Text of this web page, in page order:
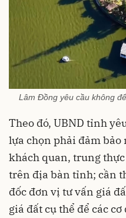
Lâm Đồng yêu cầu không
Theo đó, UBND tỉnh
lựa chọn phải đảm
khách quan, trung
trên địa bàn tỉnh; cần
đốc đơn vị tư vấn giá
giá đất cụ thể để các